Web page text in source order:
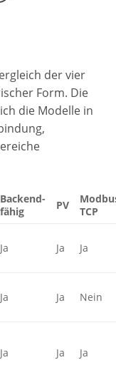
der vier
Form. Die
die Modelle in
Backend-
fähig
PV
TCP
Ja Ja Ja
Ja Ja Nein
Ja Ja Ja